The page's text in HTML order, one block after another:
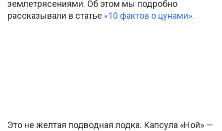
землетрясениями. Об этом мы подробно
рассказывали в статье «10 фактов о цунами».
Это не желтая подводная лодка. Капсула «Ной» —